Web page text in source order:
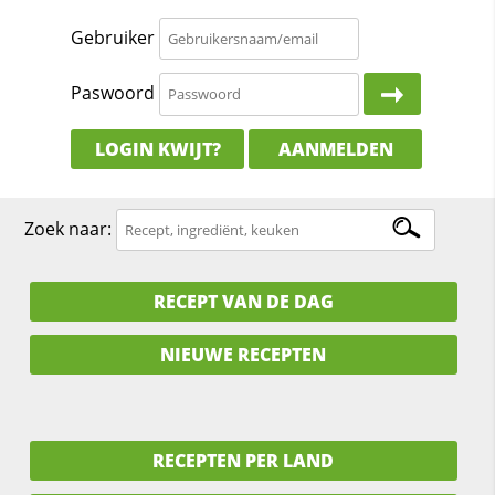
Gebruiker
Paswoord
LOGIN KWIJT? AANMELDEN
Zoek naar:
RECEPT VAN DE DAG
NIEUWE RECEPTEN
RECEPTEN PER LAND